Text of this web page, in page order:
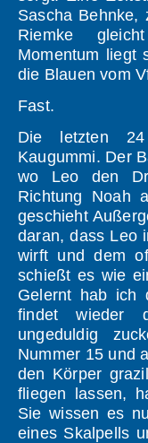
Sascha Behnke,
Riemke
Momentum liegt
die Blauen vom
Fast.
Die letzten
Kaugummi. Der
wo Leo den
Richtung Noah
geschieht
daran, dass Leo
wirft und dem
schießt es wie
Gelernt hab ich
findet wieder
ungeduldig
Nummer 15 und
den Körper
fliegen lassen,
Sie wissen es
eines Skalpells